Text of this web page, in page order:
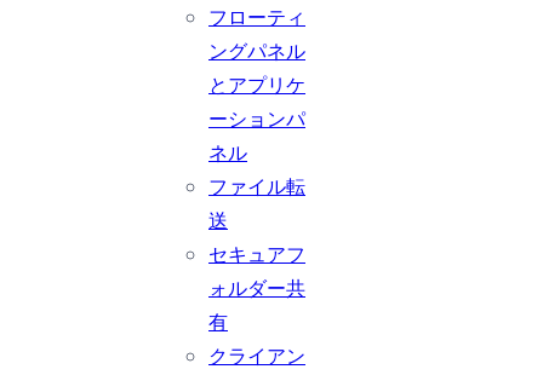
フローティ
ングパネル
とアプリケ
ーションパ
ネル
ファイル転
送
セキュアフ
ォルダー共
有
クライアン